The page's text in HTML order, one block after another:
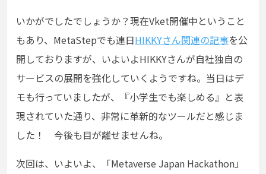
いかがでしたでしょうか？現在Vket開催中ということ
もあり、MetaStepでも連日HIKKYさん関連の記事を公
開しておりますが、いよいよHIKKYさんが自社独自の
サービスの展開を強化していくようですね。当日はデ
モも行っていましたが、『小学生でも楽しめる』と表
現されていた通り、非常に革新的なツールだと感じま
した！ 今後も目が離せませんね。
次回は、いよいよ、「Metaverse Japan Hackathon」